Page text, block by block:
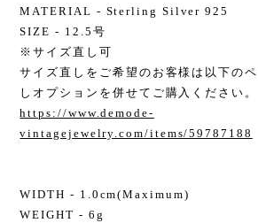
MATERIAL - Sterling Silver 925
SIZE - 12.5号
※サイズ直し可
サイズ直しをご希望のお客様は以下の
しオプションを併せてご購入ください。
https://www.demode-
vintagejewelry.com/items/59787188
WIDTH - 1.0cm(Maximum)
WEIGHT - 6g